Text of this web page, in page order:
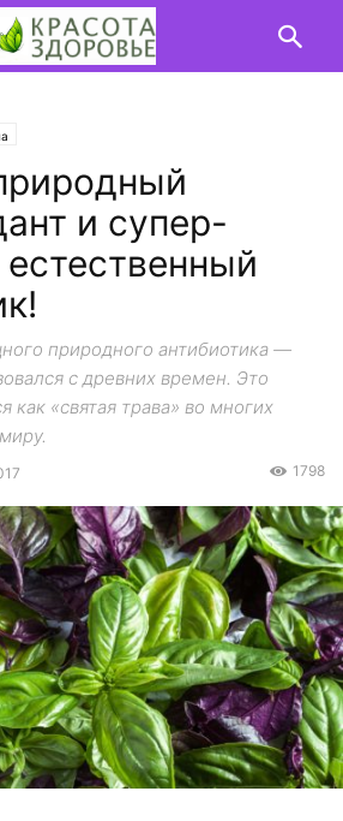
и супер-
природного антибиотика —
с древних времен. Это
как «святая трава» во многих
1798